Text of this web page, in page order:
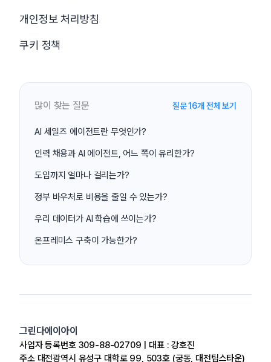
개인정보 처리방침
쿠키 정책
많이 찾는 질문 질문 16개 전체 보기
AI 세일즈 에이전트란 무엇인가?
인력 채용과 AI 에이전트, 어느 쪽이 유리한가?
도입까지 얼마나 걸리는가?
정부 바우처로 비용을 줄일 수 있는가?
우리 데이터가 AI 학습에 쓰이는가?
온프레미스 구축이 가능한가?
그린다에이아이
사업자 등록번호 309-88-02709 | 대표 : 강호진
주소 대전광역시 유성구 대학로 99, 503호 (궁동, 대전팁스타운)